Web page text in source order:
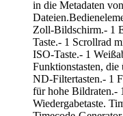
in die Metadaten
Zoll-Bildschirm.- 1
Taste.- 1 Scrollrad
ISO-Taste.- 1
Funktionstasten,
ND-Filtertasten.- 1
für hohe Bildraten.-
Wiedergabetaste.